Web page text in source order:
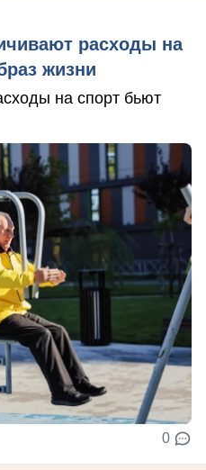
расходы на
жизни
на спорт бьют
0